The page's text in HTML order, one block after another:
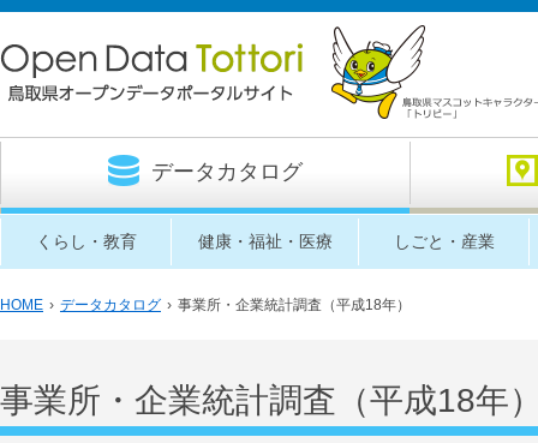
データカタログ
くらし・教育 健康・福祉・医療 しごと・産業
HOME › データカタログ › 事業所・企業統計調査（平成18年）
事業所・企業統計調査（平成18年